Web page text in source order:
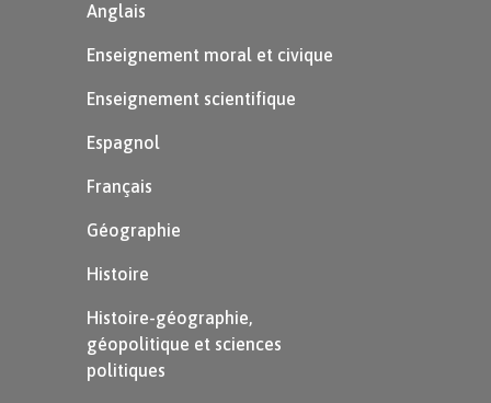
Anglais
Enseignement moral et civique
Enseignement scientifique
Espagnol
Français
Géographie
Histoire
Histoire-géographie,
géopolitique et sciences
politiques